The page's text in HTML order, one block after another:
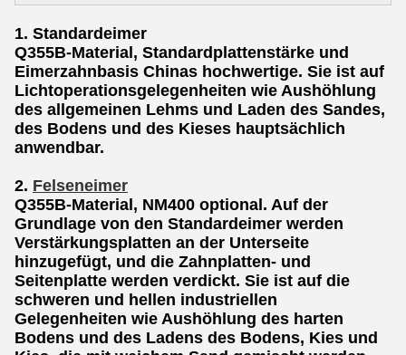
1. Standardeimer
Q355B-Material, Standardplattenstärke und
Eimerzahnbasis Chinas hochwertige. Sie ist auf
Lichtoperationsgelegenheiten wie Aushöhlung
des allgemeinen Lehms und Laden des Sandes,
des Bodens und des Kieses hauptsächlich
anwendbar.
2. Felseneimer
Q355B-Material, NM400 optional. Auf der
Grundlage von den Standardeimer werden
Verstärkungsplatten an der Unterseite
hinzugefügt, und die Zahnplatten- und
Seitenplatte werden verdickt. Sie ist auf die
schweren und hellen industriellen
Gelegenheiten wie Aushöhlung des harten
Bodens und des Ladens des Bodens, Kies und